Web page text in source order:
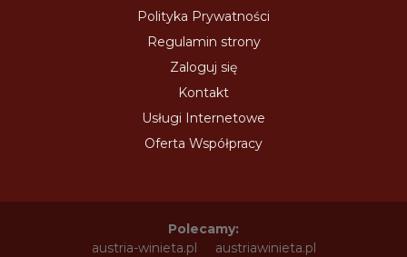
Polityka Prywatności
Regulamin strony
Zaloguj się
Kontakt
Usługi Internetowe
Oferta Współpracy
Polecamy:
austria-winieta.pl
austriawinieta.pl